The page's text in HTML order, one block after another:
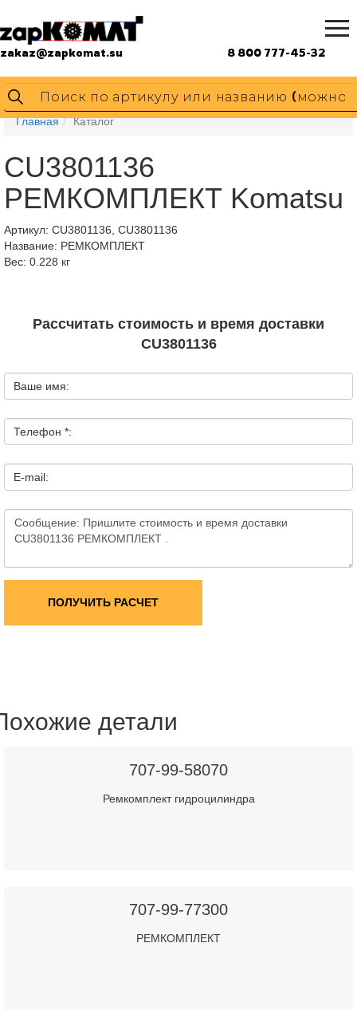
zakaz@zapkomat.su 8 800 777-45-32
Главная Каталог
CU3801136
РЕМКОМПЛЕКТ Komatsu
Артикул: CU3801136, CU3801136
Название: РЕМКОМПЛЕКТ
Вес: 0.228 кг
Рассчитать стоимость и время доставки
CU3801136
Ваше имя:
Телефон *:
E-mail:
ПОЛУЧИТЬ РАСЧЕТ
детали
707-99-58070
Ремкомплект гидроцилиндра
707-99-77300
РЕМКОМПЛЕКТ